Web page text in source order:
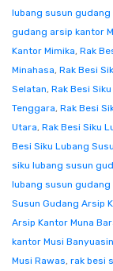
lubang susun gudang
gudang arsip kantor
Kantor Mimika, Rak
Minahasa, Rak Besi
Selatan, Rak Besi
Tenggara, Rak Besi
Utara, Rak Besi Siku
Besi Siku Lubang
siku lubang susun
lubang susun
Susun Gudang Arsip
Arsip Kantor Muna
kantor Musi Banyuasin
Musi Rawas, rak besi